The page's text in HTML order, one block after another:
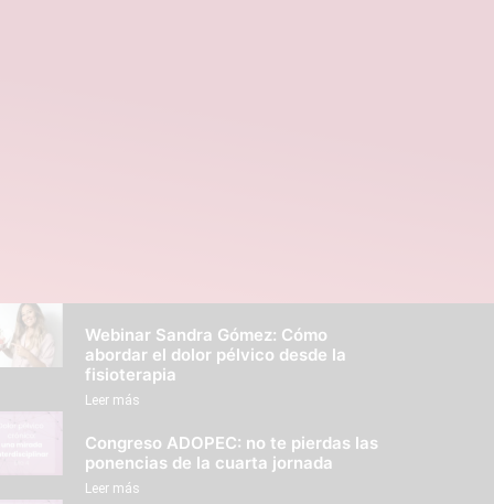
Webinar Sandra Gómez: Cómo
abordar el dolor pélvico desde la
fisioterapia
Leer más
Congreso ADOPEC: no te pierdas las
ponencias de la cuarta jornada
Leer más